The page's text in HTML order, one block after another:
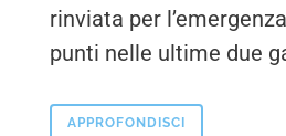
rinviata per
punti nelle ultime due
APPROFONDISCI